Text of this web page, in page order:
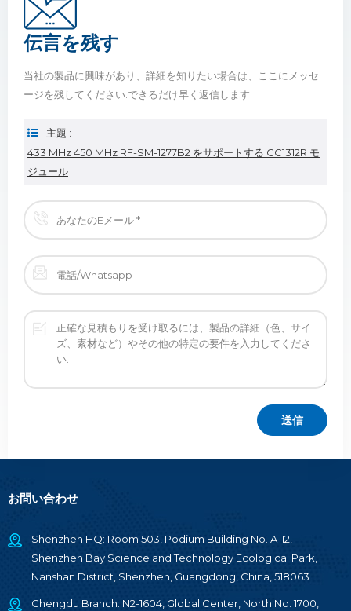
伝言を残す
当社の製品に興味があり、詳細を知りたい場合は、ここにメッセ
ージを残してください.できるだけ早く返信します.
主題 :
433 MHz 450 MHz RF-SM-1277B2 をサポートする CC1312R モ
ジュール
お問い合わせ
Shenzhen HQ: Room 503, Podium Building No. A-12,
Shenzhen Bay Science and Technology Ecological Park,
Nanshan District, Shenzhen, Guangdong, China, 518063
Chengdu Branch: N2-1604, Global Center, North No. 1700,